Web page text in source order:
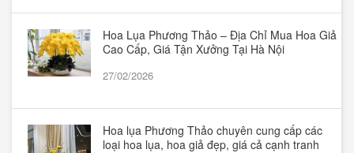
Hoa Lụa Phương Thảo – Địa Chỉ Mua Hoa Giả
Cao Cấp, Giá Tận Xưởng Tại Hà Nội
27/02/2026
Hoa lụa Phương Thảo chuyên cung cấp các
loại hoa lụa, hoa giả đẹp, giá cả cạnh tranh